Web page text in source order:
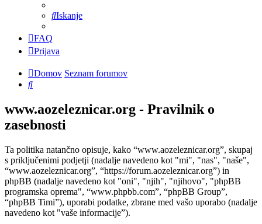
Iskanje
FAQ
Prijava
Domov Seznam forumov
Iskanje
www.aozeleznicar.org - Pravilnik o
zasebnosti
Ta politika natančno opisuje, kako “www.aozeleznicar.org”, skupaj
s priključenimi podjetji (nadalje navedeno kot "mi", "nas", "naše",
“www.aozeleznicar.org”, “https://forum.aozeleznicar.org”) in
phpBB (nadalje navedeno kot "oni", "njih", "njihovo", "phpBB
programska oprema", “www.phpbb.com”, “phpBB Group”,
“phpBB Timi”), uporabi podatke, zbrane med vašo uporabo (nadalje
navedeno kot "vaše informacije”).